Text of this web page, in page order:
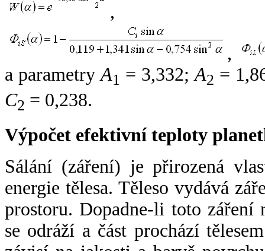
,
,
a parametryA1 = 3,332;A2 =
C2 = 0,238.
Výpočet efektivní teploty
Sálání (záření) je přirozená
energie tělesa. Těleso vydává
prostoru. Dopadne-li toto záření
se odráží a část prochází